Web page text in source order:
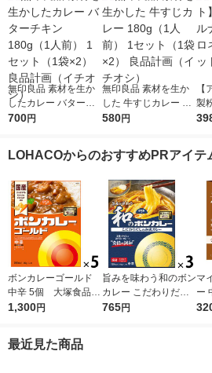
無印良品 素材を生か
したカレー バターチ
キン 180g（1人前） 1
700円
無印良品 素材を生か
した 牛すじカレー 18
0g（1人前） 1セット
580円
製
窟
LOHACOからのおすすめPRアイテ
ボンカレーゴールド
中辛 5個 大塚食品
レンジ対応
1,300円
旨みを味わう和のボン
カレー こだわりだし
の和風カレー 中辛
765円
マ
ー
（
最近見た商品